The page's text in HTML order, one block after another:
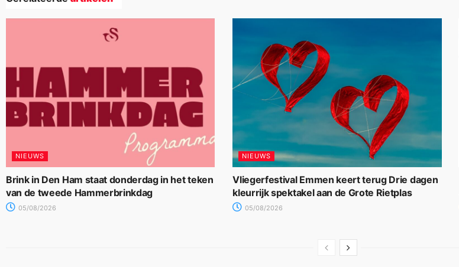
NIEUWS
Brink in Den Ham staat donderdag in het teken
van de tweede Hammerbrinkdag
05/08/2026
NIEUWS
Vliegerfestival Emmen keert terug Drie dagen
kleurrijk spektakel aan de Grote Rietplas
05/08/2026